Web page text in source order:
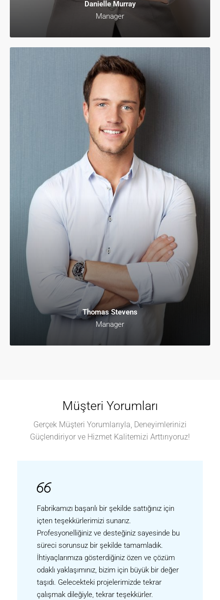
Danielle Murray
Manager
Thomas Stevens
Manager
Müşteri Yorumları
Gerçek Müşteri Yorumlarıyla, Deneyimlerinizi
Güçlendiriyor ve Hizmet Kalitemizi Arttırıyoruz!
Fabrikamızı başarılı bir şekilde sattığınız için
içten teşekkürlerimizi sunarız.
Profesyonelliğiniz ve desteğiniz sayesinde bu
süreci sorunsuz bir şekilde tamamladık.
İhtiyaçlarımıza gösterdiğiniz özen ve çözüm
odaklı yaklaşımınız, bizim için büyük bir değer
taşıdı. Gelecekteki projelerimizde tekrar
çalışmak dileğiyle, tekrar teşekkürler.